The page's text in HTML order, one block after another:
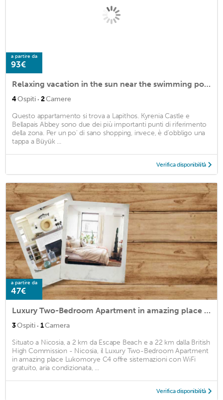
a partire da
93€
Relaxing vacation in the sun near the swimming pool, beach & restaurants
4Ospiti · 2Camere
Questo appartamento si trova a Lapithos. Kyrenia Castle e
Bellapais Abbey sono due dei più importanti punti di riferimento
della zona. Per un po' di sano shopping, invece, è d'obbligo una
tappa a Büyük ...
Verifica disponibilità
a partire da
47€
Luxury Two-Bedroom Apartment in amazing place Lukomorye C4
3Ospiti · 1Camera
Situato a Nicosia, a 2 km da Escape Beach e a 22 km dalla British
High Commission - Nicosia, il Luxury Two-Bedroom Apartment
in amazing place Lukomorye C4 offre sistemazioni con WiFi
gratuito, aria condizionata, ...
Verifica disponibilità